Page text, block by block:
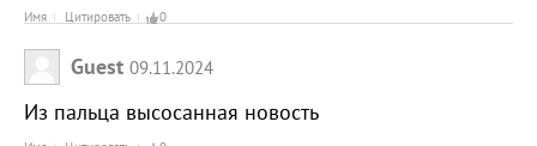
Имя Цитировать 0
Guest 09.11.2024
Из пальца высосанная новость